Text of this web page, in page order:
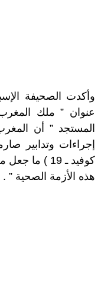
وأكدت الصحيفة
عنوان ” ملك
المستجد ” أن
إجراءات وتدابير
كوفيد ـ 19 )
هذه الأزمة الصحية ” .